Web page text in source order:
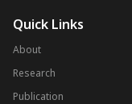
Quick Links
About
Research
Publication